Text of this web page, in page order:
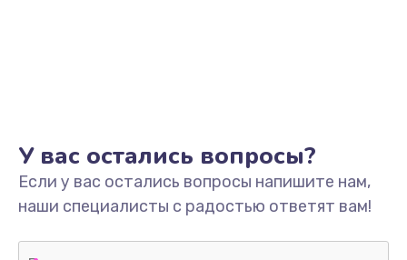
У вас остались вопросы?
Если у вас остались вопросы напишите нам,
наши специалисты с радостью ответят вам!